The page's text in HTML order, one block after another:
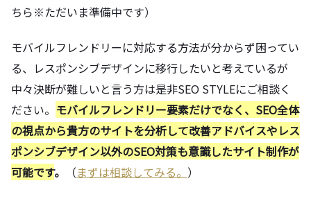
ちら※ただいま準備中です）
モバイルフレンドリーに対応する方法が分からず困ってい
る、レスポンシブデザインに移行したいと考えているが
中々決断が難しいと言う方は是非SEO STYLEにご相談く
ださい。 モバイルフレンドリー要素だけでなく、SEO全体
の視点から貴方のサイトを分析して改善アドバイスやレス
ポンシブデザイン以外のSEO対策も意識したサイト制作が
可能です。 （まずは相談してみる。 ）